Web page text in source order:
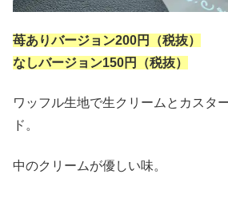
苺ありバージョン200円（税抜）
なしバージョン150円（税抜）
ワッフル生地で生クリームとカスタ
ド。
中のクリームが優しい味。